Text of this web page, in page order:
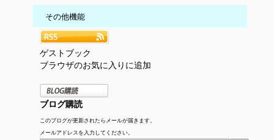
その他機能
ゲストブック
ブラウザのお気に入りに追加
ブログ購読
このブログが更新されたらメールが届きます。
メールアドレスを入力してください。